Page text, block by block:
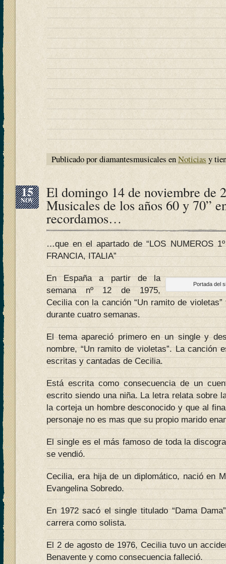
Publicado por diamantesmusicales enNoticias y
15
NOV El domingo 14 de noviembre de
Musicales de los años 60 y 70”
recordamos…
…que en el apartado de “LOS NUMEROS
FRANCIA, ITALIA”
Portada del
En España a partir de la
semana nº 12 de 1975,
Cecilia con la canción “Un ramito de
durante cuatro semanas.
El tema apareció primero en un single y
nombre, “Un ramito de violetas”. La canción
escritas y cantadas de Cecilia.
Está escrita como consecuencia de un
escrito siendo una niña. La letra relata sobre
la corteja un hombre desconocido y que al
personaje no es mas que su propio marido
El single es el más famoso de toda la
se vendió.
Cecilia, era hija de un diplomático, nació en
Evangelina Sobredo.
En 1972 sacó el single titulado “Dama
carrera como solista.
El 2 de agosto de 1976, Cecilia tuvo un
Benavente y como consecuencia falleció.